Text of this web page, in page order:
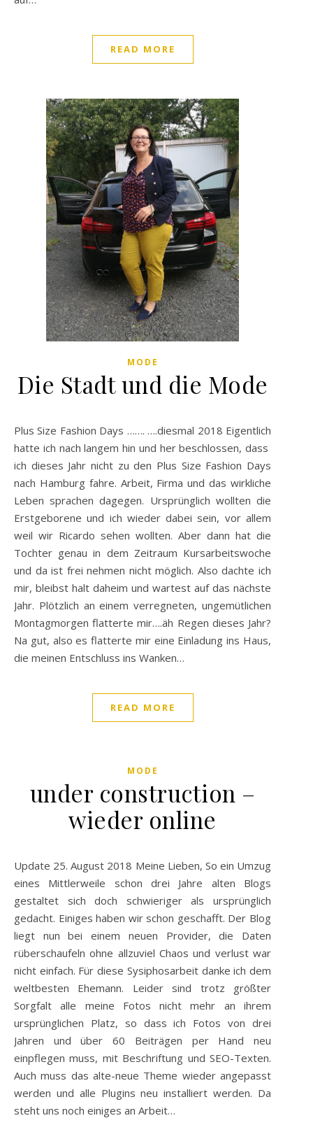
READ MORE
MODE
Die Stadt und die Mode
Plus Size Fashion Days ……. ….diesmal 2018 Eigentlich
hatte ich nach langem hin und her beschlossen, dass
ich dieses Jahr nicht zu den Plus Size Fashion Days
nach Hamburg fahre. Arbeit, Firma und das wirkliche
Leben sprachen dagegen. Ursprünglich wollten die
Erstgeborene und ich wieder dabei sein, vor allem
weil wir Ricardo sehen wollten. Aber dann hat die
Tochter genau in dem Zeitraum Kursarbeitswoche
und da ist frei nehmen nicht möglich. Also dachte ich
mir, bleibst halt daheim und wartest auf das nächste
Jahr. Plötzlich an einem verregneten, ungemütlichen
Montagmorgen flatterte mir….äh Regen dieses Jahr?
Na gut, also es flatterte mir eine Einladung ins Haus,
die meinen Entschluss ins Wanken…
READ MORE
MODE
under construction –
wieder online
Update 25. August 2018 Meine Lieben, So ein Umzug
eines Mittlerweile schon drei Jahre alten Blogs
gestaltet sich doch schwieriger als ursprünglich
gedacht. Einiges haben wir schon geschafft. Der Blog
liegt nun bei einem neuen Provider, die Daten
rüberschaufeln ohne allzuviel Chaos und verlust war
nicht einfach. Für diese Sysiphosarbeit danke ich dem
weltbesten Ehemann. Leider sind trotz größter
Sorgfalt alle meine Fotos nicht mehr an ihrem
ursprünglichen Platz, so dass ich Fotos von drei
Jahren und über 60 Beiträgen per Hand neu
einpflegen muss, mit Beschriftung und SEO-Texten.
Auch muss das alte-neue Theme wieder angepasst
werden und alle Plugins neu installiert werden. Da
steht uns noch einiges an Arbeit…